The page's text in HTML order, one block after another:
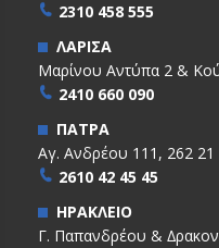
2310 458 555
ΛΑΡΙΣΑ
Μαρίνου Αντύπα 2 &
2410 660 090
ΠΑΤΡΑ
Αγ. Ανδρέου 111, 262 21
2610 42 45 45
ΗΡΑΚΛΕΙΟ
Γ. Παπανδρέου &